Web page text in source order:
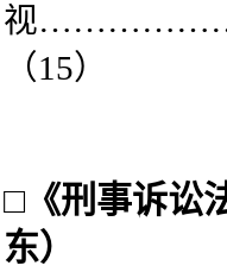
视
（15）
□《刑事诉讼
东）